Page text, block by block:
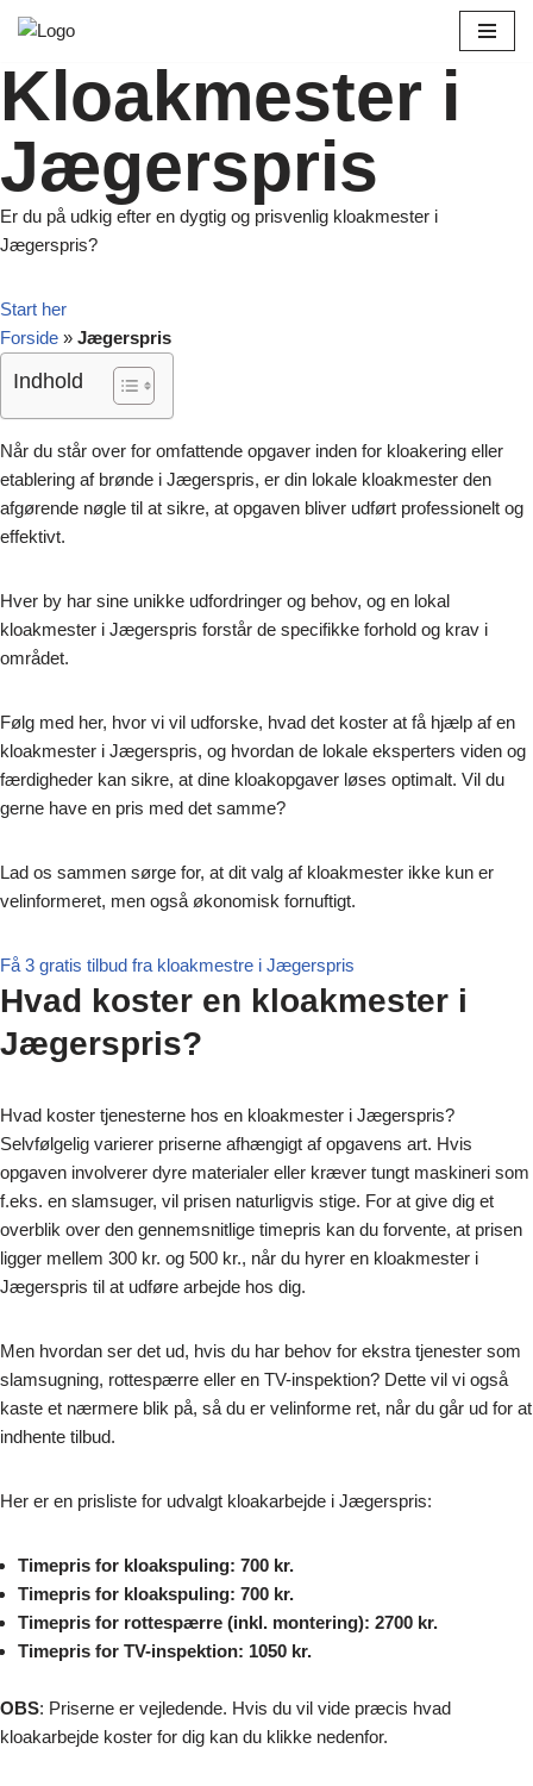
til
indhold
Kloakmester i
Jægerspris
Er du på udkig efter en dygtig og prisvenlig kloakmester i
Jægerspris?
Start her
Forside » Jægerspris
Indhold
Når du står over for omfattende opgaver inden for kloakering eller
etablering af brønde i Jægerspris, er din lokale kloakmester den
afgørende nøgle til at sikre, at opgaven bliver udført professionelt og
effektivt.
Hver by har sine unikke udfordringer og behov, og en lokal
kloakmester i Jægerspris forstår de specifikke forhold og krav i
området.
Følg med her, hvor vi vil udforske, hvad det koster at få hjælp af en
kloakmester i Jægerspris, og hvordan de lokale eksperters viden og
færdigheder kan sikre, at dine kloakopgaver løses optimalt. Vil du
gerne have en pris med det samme?
Lad os sammen sørge for, at dit valg af kloakmester ikke kun er
velinformeret, men også økonomisk fornuftigt.
Få 3 gratis tilbud fra kloakmestre i Jægerspris
Hvad koster en kloakmester i
Jægerspris?
Hvad koster tjenesterne hos en kloakmester i Jægerspris?
Selvfølgelig varierer priserne afhængigt af opgavens art. Hvis
opgaven involverer dyre materialer eller kræver tungt maskineri som
f.eks. en slamsuger, vil prisen naturligvis stige. For at give dig et
overblik over den gennemsnitlige timepris kan du forvente, at prisen
ligger mellem 300 kr. og 500 kr., når du hyrer en kloakmester i
Jægerspris til at udføre arbejde hos dig.
Men hvordan ser det ud, hvis du har behov for ekstra tjenester som
slamsugning, rottespærre eller en TV-inspektion? Dette vil vi også
kaste et nærmere blik på, så du er velinforme ret, når du går ud for at
indhente tilbud.
Her er en prisliste for udvalgt kloakarbejde i Jægerspris:
Timepris for kloakspuling: 700 kr.
Timepris for kloakspuling: 700 kr.
Timepris for rottespærre (inkl. montering): 2700 kr.
Timepris for TV-inspektion: 1050 kr.
OBS: Priserne er vejledende. Hvis du vil vide præcis hvad
kloakarbejde koster for dig kan du klikke nedenfor.